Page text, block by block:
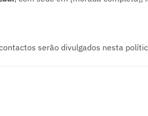
serão divulgados nesta